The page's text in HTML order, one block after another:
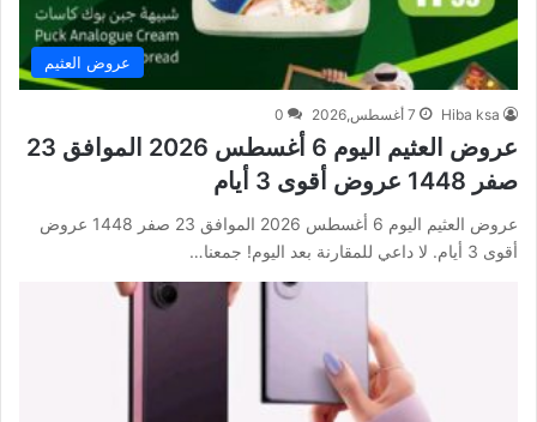
عروض العثيم
Hiba ksa 7 أغسطس,2026 0
عروض العثيم اليوم 6 أغسطس 2026 الموافق 23
صفر 1448 عروض أقوى 3 أيام
عروض العثيم اليوم 6 أغسطس 2026 الموافق 23 صفر 1448 عروض
أقوى 3 أيام. لا داعي للمقارنة بعد اليوم! جمعنا…